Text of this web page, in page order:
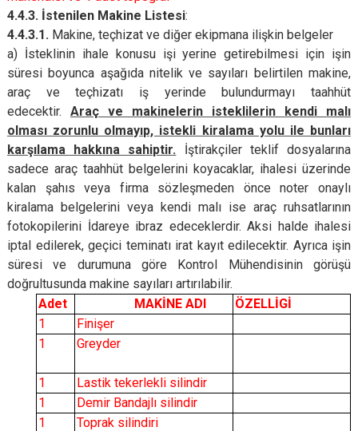
4.4.3. İstenilen Makine Listesi:
4.4.3.1. Makine, teçhizat ve diğer ekipmana ilişkin belgeler
a) İsteklinin ihale konusu işi yerine getirebilmesi için işin
süresi boyunca aşağıda nitelik ve sayıları belirtilen makine,
araç ve teçhizatı iş yerinde bulundurmayı taahhüt
edecektir. Araç ve makinelerin isteklilerin kendi malı
olması zorunlu olmayıp, istekli kiralama yolu ile bunları
karşılama hakkına sahiptir. İştirakçiler teklif dosyalarına
sadece araç taahhüt belgelerini koyacaklar, ihalesi üzerinde
kalan şahıs veya firma sözleşmeden önce noter onaylı
kiralama belgelerini veya kendi malı ise araç ruhsatlarının
fotokopilerini İdareye ibraz edeceklerdir. Aksi halde ihalesi
iptal edilerek, geçici teminatı irat kayıt edilecektir. Ayrıca işin
süresi ve durumuna göre Kontrol Mühendisinin görüşü
doğrultusunda makine sayıları artırılabilir.
Adet
MAKİNE ADI
ÖZELLİGİ
1
Finişer
1
Greyder
1
Lastik tekerlekli silindir
1
Demir Bandajlı silindir
1
Toprak silindiri